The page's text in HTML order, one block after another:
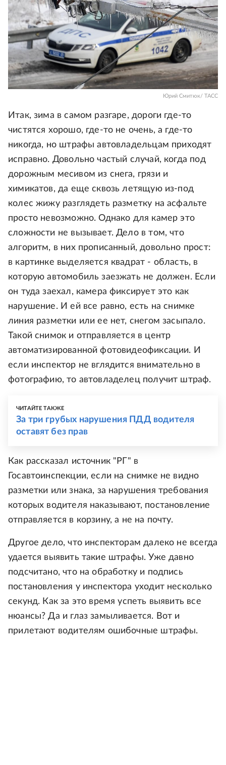
Юрий Смитюк/ ТАСС
Итак, зима в самом разгаре, дороги где-то
чистятся хорошо, где-то не очень, а где-то
никогда, но штрафы автовладельцам приходят
исправно. Довольно частый случай, когда под
дорожным месивом из снега, грязи и
химикатов, да еще сквозь летящую из-под
колес жижу разглядеть разметку на асфальте
просто невозможно. Однако для камер это
сложности не вызывает. Дело в том, что
алгоритм, в них прописанный, довольно прост:
в картинке выделяется квадрат - область, в
которую автомобиль заезжать не должен. Если
он туда заехал, камера фиксирует это как
нарушение. И ей все равно, есть на снимке
линия разметки или ее нет, снегом засыпало.
Такой снимок и отправляется в центр
автоматизированной фотовидеофиксации. И
если инспектор не вглядится внимательно в
фотографию, то автовладелец получит штраф.
ЧИТАЙТЕ ТАКЖЕ
За три грубых нарушения ПДД водителя
оставят без прав
Как рассказал источник "РГ" в
Госавтоинспекции, если на снимке не видно
разметки или знака, за нарушения требования
которых водителя наказывают, постановление
отправляется в корзину, а не на почту.
Другое дело, что инспекторам далеко не всегда
удается выявить такие штрафы. Уже давно
подсчитано, что на обработку и подпись
постановления у инспектора уходит несколько
секунд. Как за это время успеть выявить все
нюансы? Да и глаз замыливается. Вот и
прилетают водителям ошибочные штрафы.